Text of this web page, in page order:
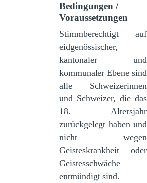
Bedingungen /
Voraussetzungen
Stimmberechtigt auf
eidgenössischer,
kantonaler und
kommunaler Ebene sind
alle Schweizerinnen
und Schweizer, die das
18. Altersjahr
zurückgelegt haben und
nicht wegen
Geisteskrankheit oder
Geistesschwäche
entmündigt sind.